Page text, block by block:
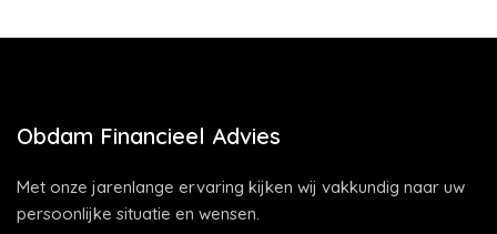
Obdam Financieel Advies
Met onze jarenlange ervaring kijken wij vakkundig naar uw
persoonlijke situatie en wensen.